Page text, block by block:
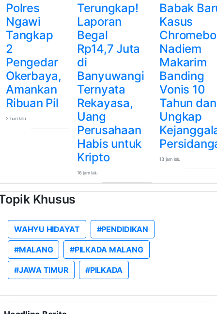
Polres
Ngawi
Tangkap
2
Pengedar
Okerbaya,
Amankan
Ribuan Pil
2 hari lalu
Terungkap!
Laporan
Begal
Rp14,7 Juta
di
Banyuwangi
Ternyata
Rekayasa,
Uang
Perusahaan
Habis untuk
Kripto
16 jam lalu
Babak
Kasus
Nadiem
Makarim
Banding
Vonis 10
Tahun dan
Ungkap
13 jam lalu
Khusus
WAHYU HIDAYAT #PENDIDIKAN
#MALANG #PILKADA MALANG
#JAWA TIMUR #PILKADA